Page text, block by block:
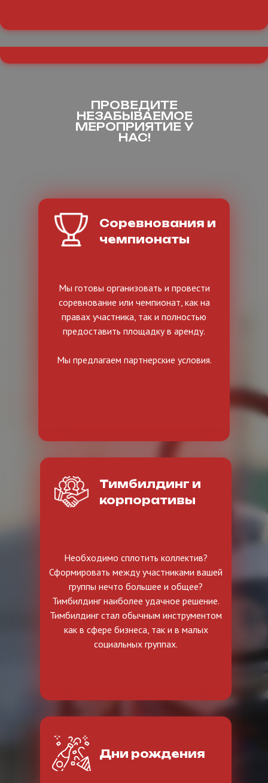
ПРОВЕДИТЕ
НЕЗАБЫВАЕМОЕ
МЕРОПРИЯТИЕ У
НАС!
Соревнования и
чемпионаты
Мы готовы организовать и провести
соревнование или чемпионат, как на
правах участника, так и полностью
предоставить площадку в аренду.
Мы предлагаем партнерские условия.
Необходимо сплотить коллектив?
Сформировать между участниками вашей
группы нечто большее и общее?
Тимбилдинг наиболее удачное решение.
Тимбилдинг стал обычным инструментом
как в сфере бизнеса, так и в малых
социальных группах.
Тимбилдинг и
корпоративы
Дни рождения